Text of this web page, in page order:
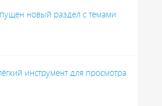
новый раздел с темами
инструмент для просмотра